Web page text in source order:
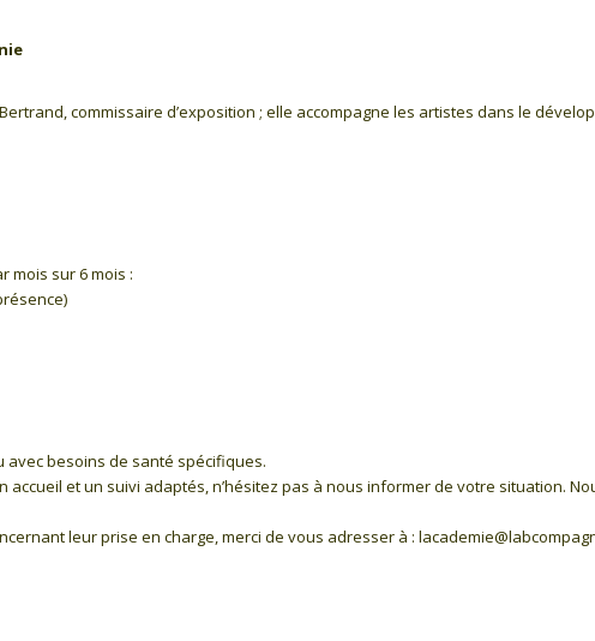
, commissaire d’exposition ; elle accompagne les artistes dans le
mois sur 6 mois :
besoins de santé spécifiques.
accueil et un suivi adaptés, n’hésitez pas à nous informer de votre situation.
leur prise en charge, merci de vous adresser à :